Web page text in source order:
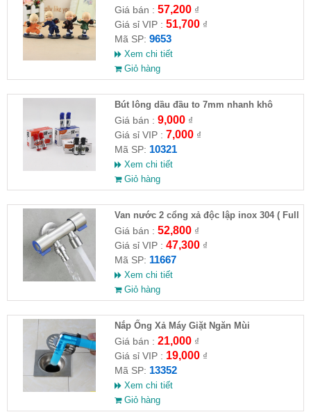
HĐ )
Giá bán : 57,200₫
Giá sỉ VIP : 51,700₫
Mã SP: 9653
Xem chi tiết
Giỏ hàng
Bút lông dầu đầu to 7mm nhanh khô
Giá bán : 9,000₫
Giá sỉ VIP : 7,000₫
Mã SP: 10321
Xem chi tiết
Giỏ hàng
Van nước 2 cổng xả độc lập inox 304 ( Full
VAT )
Giá bán : 52,800₫
Giá sỉ VIP : 47,300₫
Mã SP: 11667
Xem chi tiết
Giỏ hàng
Nắp Ống Xả Máy Giặt Ngăn Mùi
Giá bán : 21,000₫
Giá sỉ VIP : 19,000₫
Mã SP: 13352
Xem chi tiết
Giỏ hàng